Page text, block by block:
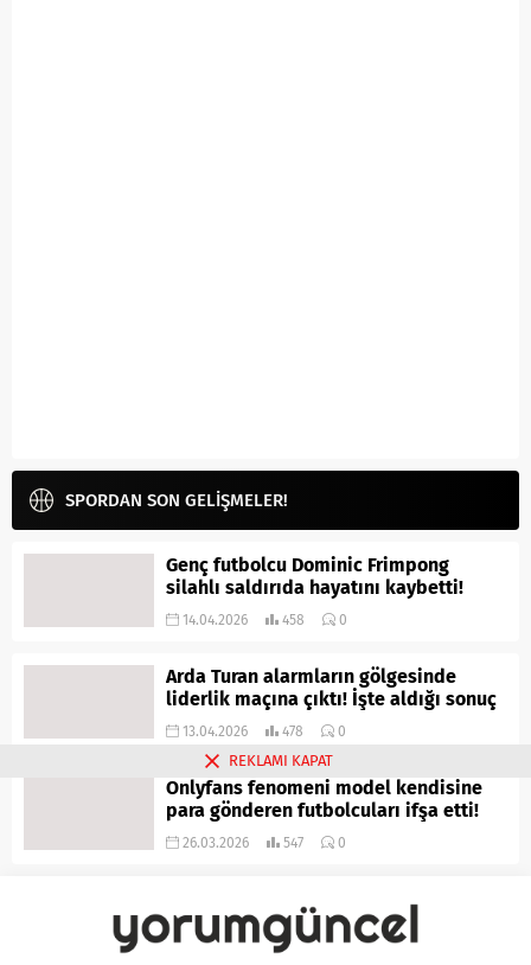
SPORDAN SON GELİŞMELER!
Genç futbolcu Dominic Frimpong
silahlı saldırıda hayatını kaybetti!
14.04.2026 458 0
Arda Turan alarmların gölgesinde
liderlik maçına çıktı! İşte aldığı sonuç
13.04.2026 478 0
Onlyfans fenomeni model kendisine
para gönderen futbolcuları ifşa etti!
26.03.2026 547 0
REKLAMI KAPAT